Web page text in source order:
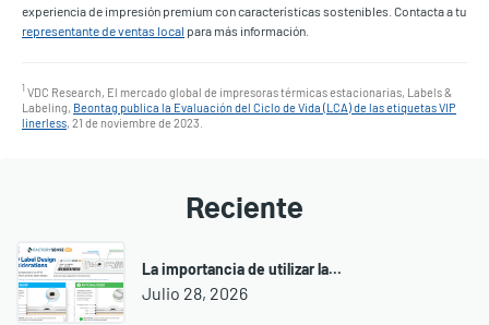
experiencia de impresión premium con características sostenibles. Contacta a tu
representante de ventas local para más información.
1 VDC Research, El mercado global de impresoras térmicas estacionarias, Labels &
Labeling, Beontag publica la Evaluación del Ciclo de Vida (LCA) de las etiquetas VIP
linerless , 21 de noviembre de 2023.
Reciente
La importancia de utilizar la...
Julio 28, 2026